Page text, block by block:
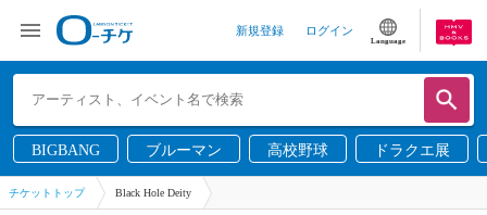
新規登録 ログイン
Language
BIGBANG ブルーマン 高校野球 ドラクエ展
チケットトップ Black Hole Deity